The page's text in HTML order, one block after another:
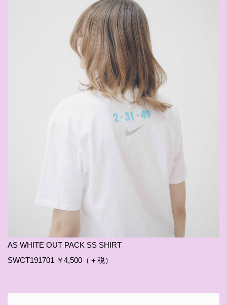
AS WHITE OUT PACK SS SHIRT
SWCT191701 ￥4,500（＋税）